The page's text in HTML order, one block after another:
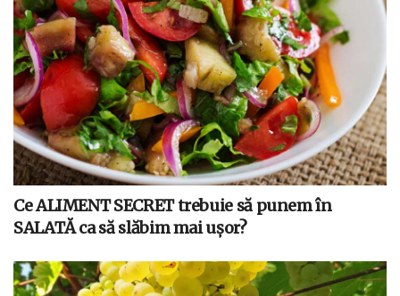
Ce ALIMENT SECRET trebuie să punem în
SALATĂ ca să slăbim mai ușor?